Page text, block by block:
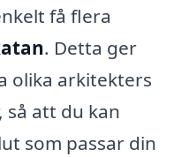
få flera
. Detta ger
olika arkitekters
så att du kan
som passar din